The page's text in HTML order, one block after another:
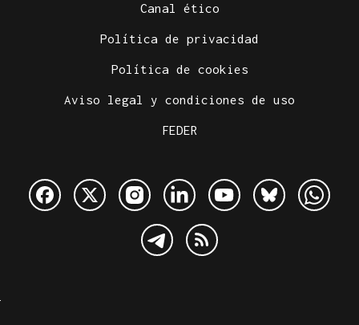
Canal ético
Política de privacidad
Política de cookies
Aviso legal y condiciones de uso
FEDER